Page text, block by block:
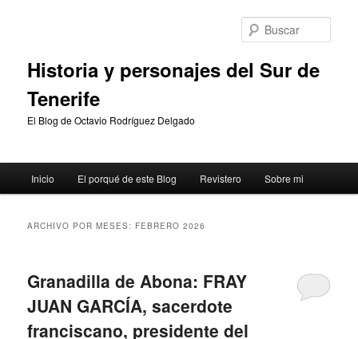
Historia y personajes del Sur de
Tenerife
El Blog de Octavio Rodríguez Delgado
principal
Inicio El porqué de este Blog Revistero Sobre mi
ARCHIVO POR MESES: FEBRERO 2026
Granadilla de Abona: FRAY
JUAN GARCÍA, sacerdote
franciscano, presidente del